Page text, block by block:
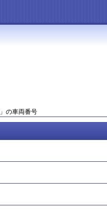
」 の車両番号